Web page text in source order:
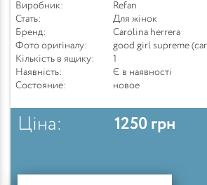
Виробник:
Refan
Стать:
Для жінок
Бренд:
Carolina herrera
Фото оригіналу:
good girl supreme
Кількість в ящику:
1
Наявність:
Є в наявності
Состояние:
новое
Ціна: 1250 грн